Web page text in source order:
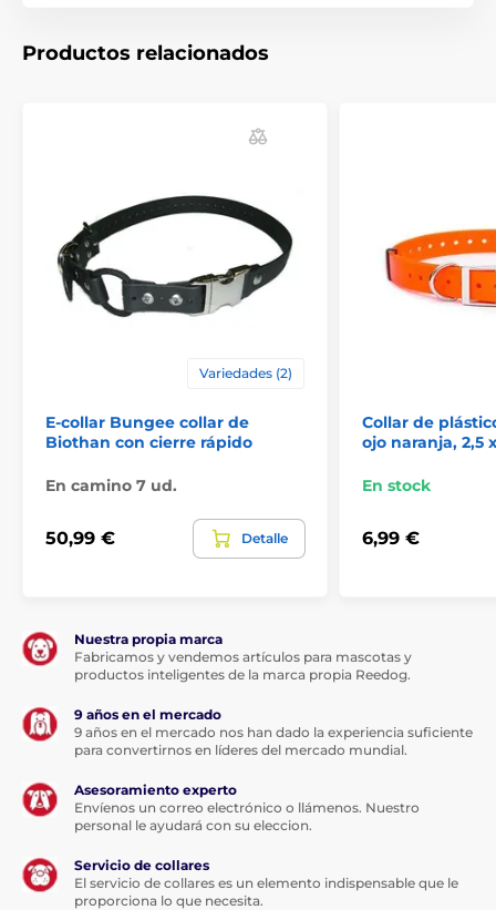
previo aviso. Las imágenes tienen únicamente
carácter ilustrativo.
El producto aparece en las categorías
Collares de repuesto para receptores
Productos relacionados
Variedades (2)
E-collar Bungee collar de
Biothan con cierre rápido
En camino 7 ud.
50,99 € Detalle
Collar de
ojo naranja, 2,5
En stock
6,99 €
Nuestra propia marca
Fabricamos y vendemos artículos para mascotas y
productos inteligentes de la marca propia Reedog.
9 años en el mercado
9 años en el mercado nos han dado la experiencia suficiente
para convertirnos en líderes del mercado mundial.
Asesoramiento experto
Envíenos un correo electrónico o llámenos. Nuestro
personal le ayudará con su eleccion.
Servicio de collares
El servicio de collares es un elemento indispensable que le
proporciona lo que necesita.